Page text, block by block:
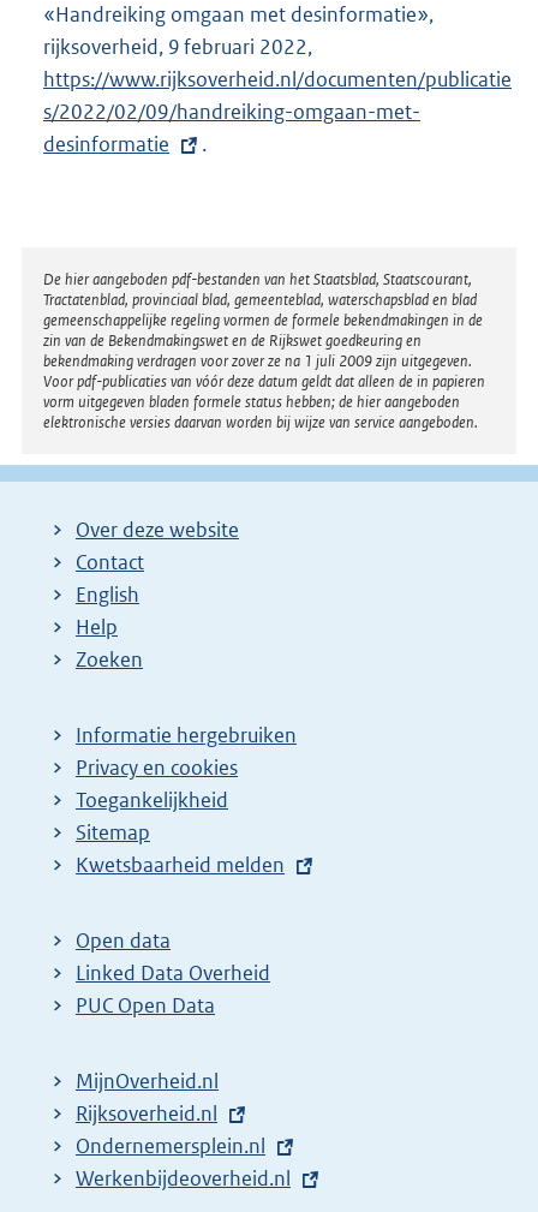
n
k
«Handreiking omgaan met desinformatie»,
rijksoverheid, 9 februari 2022,
x
t
l
i
n
k
:
https://www.rijksoverheid.nl/documenten/publicatie
s/2022/02/09/handreiking-omgaan-met-
desinformatie
.
Disclaimer
De hier aangeboden pdf-bestanden van het Staatsblad, Staatscourant,
Tractatenblad, provinciaal blad, gemeenteblad, waterschapsblad en blad
gemeenschappelijke regeling vormen de formele bekendmakingen in de
zin van de Bekendmakingswet en de Rijkswet goedkeuring en
bekendmaking verdragen voor zover ze na 1 juli 2009 zijn uitgegeven.
Voor pdf-publicaties van vóór deze datum geldt dat alleen de in papieren
vorm uitgegeven bladen formele status hebben; de hier aangeboden
elektronische versies daarvan worden bij wijze van service aangeboden.
Over deze website
Contact
English
Help
Zoeken
Informatie hergebruiken
Privacy en cookies
Toegankelijkheid
Sitemap
E
t
e
r
l
i
n
k
Kwetsbaarheid melden
Open data
Linked Data Overheid
PUC Open Data
MijnOverheid.nl
E
x
t
Rijksoverheid.nl
E
x
Ondernemersplein.nl
E
Werkenbijdeoverheid.nl